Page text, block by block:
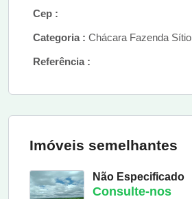
Cep :
Categoria : Chácara Fazenda Sítio
Referência :
Imóveis semelhantes
Não Especificado
Consulte-nos